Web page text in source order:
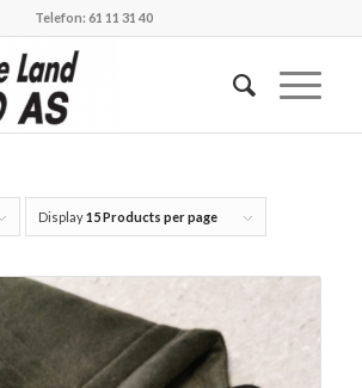
Telefon: 61 11 31 40
Display15 Products per page